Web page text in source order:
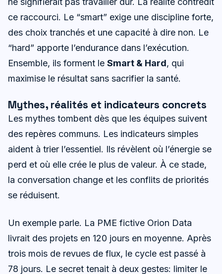
ce raccourci. Le “smart” exige une discipline forte,
des choix tranchés et une capacité à dire non. Le
“hard” apporte l’endurance dans l’exécution.
Ensemble, ils forment le Smart & Hard, qui
maximise le résultat sans sacrifier la santé.
Mythes, réalités et indicateurs concrets
Les mythes tombent dès que les équipes suivent
des repères communs. Les indicateurs simples
aident à trier l’essentiel. Ils révèlent où l’énergie se
perd et où elle crée le plus de valeur. À ce stade,
la conversation change et les conflits de priorités
se réduisent.
Un exemple parle. La PME fictive Orion Data
livrait des projets en 120 jours en moyenne. Après
trois mois de revues de flux, le cycle est passé à
78 jours. Le secret tenait à deux gestes: limiter le